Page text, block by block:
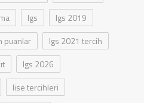
lgs
lgs 2019
puanlar
lgs 2021 tercih
lgs 2026
lise tercihleri